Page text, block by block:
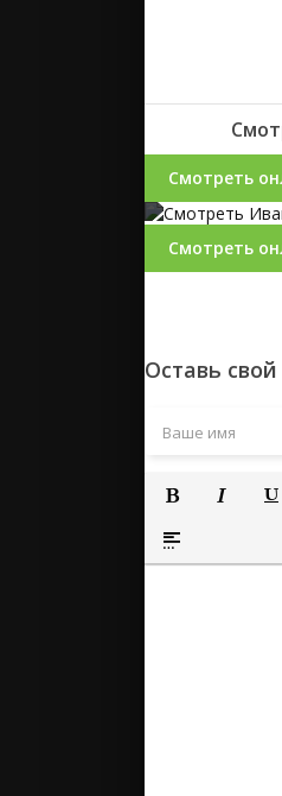
Смотреть
Смотреть
Оставь
Полужирный
Вставка